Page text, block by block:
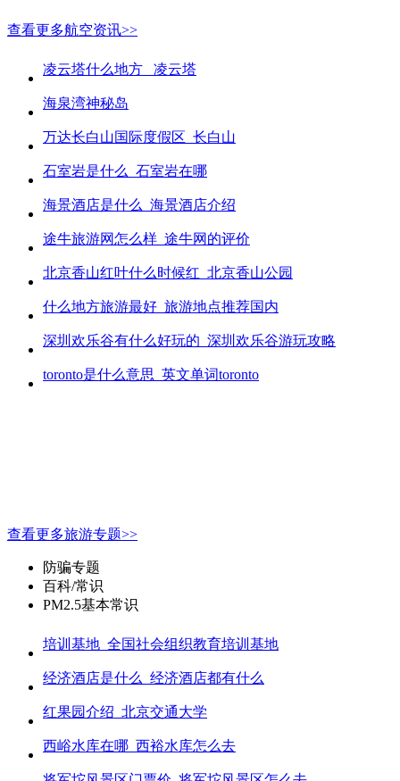
查看更多航空资讯>>
凌云塔什么地方_ 凌云塔
海泉湾神秘岛
万达长白山国际度假区_长白山
石室岩是什么_石室岩在哪
海景酒店是什么_海景酒店介绍
途牛旅游网怎么样_途牛网的评价
北京香山红叶什么时候红_北京香山公园
什么地方旅游最好_旅游地点推荐国内
深圳欢乐谷有什么好玩的_深圳欢乐谷游玩攻略
toronto是什么意思_英文单词toronto
查看更多旅游专题>>
防骗专题
百科/常识
PM2.5基本常识
培训基地_全国社会组织教育培训基地
经济酒店是什么_经济酒店都有什么
红果园介绍_北京交通大学
西峪水库在哪_西裕水库怎么去